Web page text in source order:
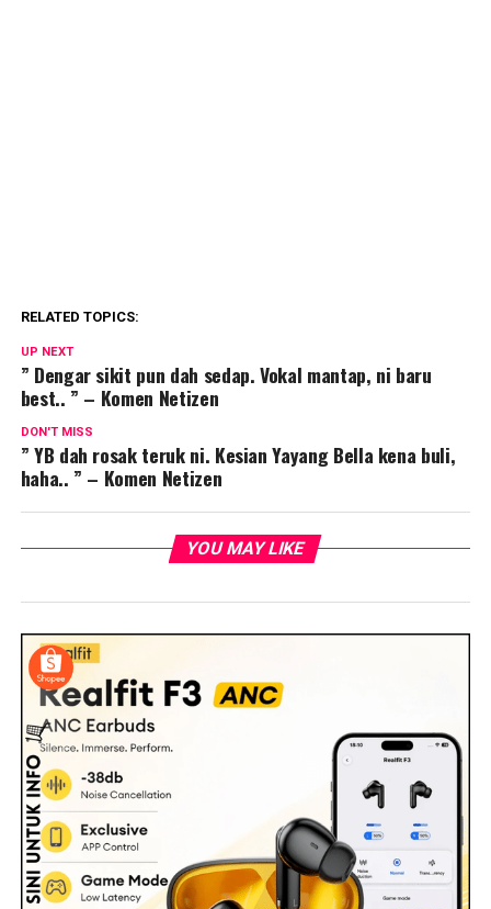
RELATED TOPICS:
UP NEXT
” Dengar sikit pun dah sedap. Vokal mantap, ni baru
best.. ” – Komen Netizen
DON'T MISS
” YB dah rosak teruk ni. Kesian Yayang Bella kena buli,
haha.. ” – Komen Netizen
YOU MAY LIKE